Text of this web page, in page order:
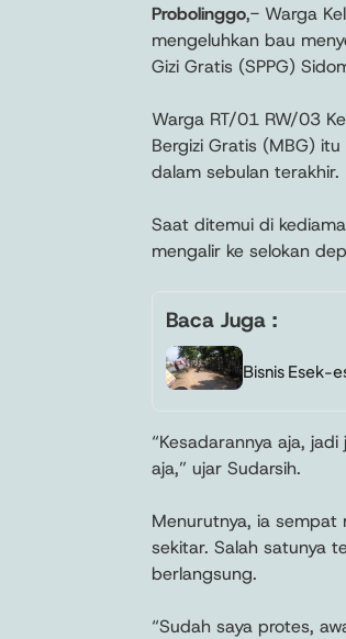
Probolinggo,- Warga
mengeluhkan bau
Gizi Gratis (SPPG)
Warga RT/01 RW/03
Bergizi Gratis (MBG)
dalam sebulan terakhir.
Saat ditemui di
mengalir ke selokan
Baca Juga :
Bisnis Esek-
“Kesadarannya aja,
aja,” ujar Sudarsih.
Menurutnya, ia
sekitar. Salah satunya
berlangsung.
“Sudah saya protes,